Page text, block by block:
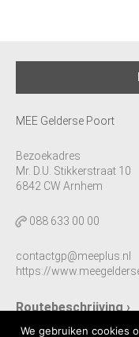
MEE Gelderse Poort
Bezoekadres
Mr. D.U. Stikkerstraat 10
6842 CW Arnhem
088 633 00 00
contactgp@meeplus.nl
https://
Routebeschrijving ›
We gebruiken cookies